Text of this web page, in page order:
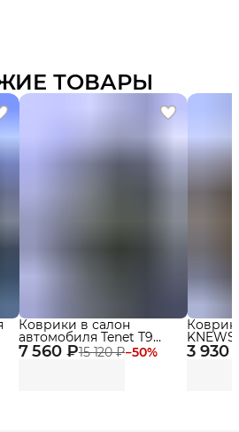
ТОВАРЫ
7 560 ₽15 120 ₽−50%
Коврики в салон
автомобиля Tenet T9
(2024-2025) Premium с
бортиками Эва, Eva
3 930
Коврик